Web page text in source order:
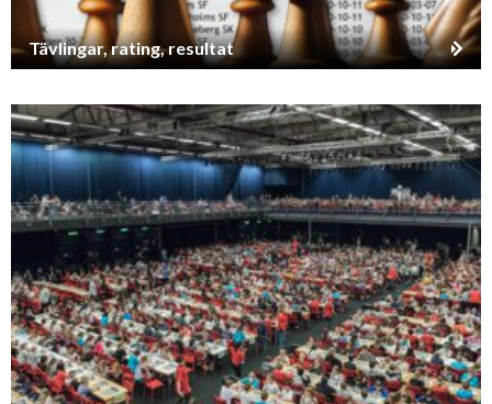
Tävlingar, rating, resultat